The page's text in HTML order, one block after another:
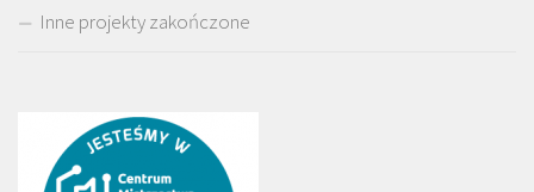
Inne projekty zakończone